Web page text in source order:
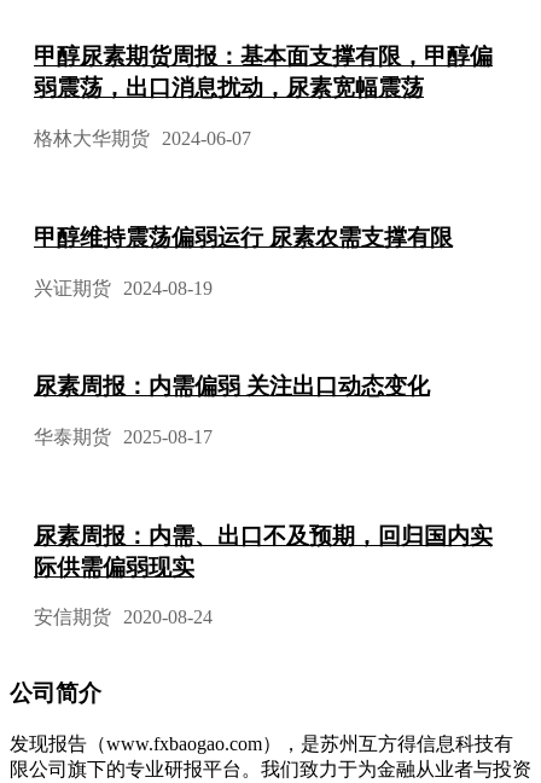
甲醇尿素期货周报：基本面支撑有限，甲醇偏
弱震荡，出口消息扰动，尿素宽幅震荡
格林大华期货 2024-06-07
甲醇维持震荡偏弱运行 尿素农需支撑有限
兴证期货 2024-08-19
尿素周报：内需偏弱 关注出口动态变化
华泰期货 2025-08-17
尿素周报：内需、出口不及预期，回归国内实
际供需偏弱现实
安信期货 2020-08-24
公司简介
发现报告（www.fxbaogao.com），是苏州互方得信息科技有
限公司旗下的专业研报平台。我们致力于为金融从业者与投资